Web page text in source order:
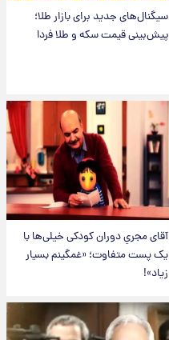
سیگنال‌های جدید برای بازار طلا؛
پیش‌بینی قیمت سکه و طلا فردا
آقای مجریِ دوران کودکی خیلی‌ها با
یک پست متفاوت؛ «غمگینم بسیار
زیاد»!